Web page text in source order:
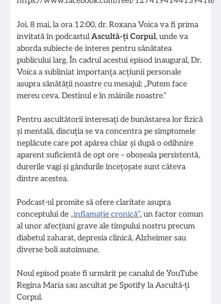
Joi, 8 mai, la ora 12:00, dr. Roxana Voica va fi prima
invitată în podcastulAscultă-ți Corpul, unde va
aborda subiecte de interes pentru sănătatea
publicului larg. În cadrul acestui episod inaugural, Dr.
Voica a subliniat importanța acțiunii personale
asupra sănătății noastre cu mesajul: „Putem face
mereu ceva. Destinul e în mâinile noastre.”
Pentru ascultătorii interesați de bunăstarea lor fizică
și mentală, discuția se va concentra pe simptomele
neplăcute care pot apărea chiar și după o odihnire
aparent suficientă de opt ore – oboseala persistentă,
durerile vagi și gândurile încețoșate sunt câteva
dintre acestea.
Podcast-ul promite să ofere claritate asupra
conceptului de „inflamație cronică”, un factor comun
al unor afecțiuni grave ale timpului nostru precum
diabetul zaharat, depresia clinicǎ, Alzheimer sau
diverse boli autoimune.
Noul episod poate fi urmărit pe canalul de YouTube
Regina Maria sau ascultat pe Spotify la Ascultǎ-ţi
Corpul.